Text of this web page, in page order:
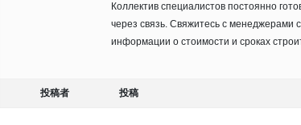
Коллектив специалистов постоянно
через связь. Свяжитесь с менеджерами
информации о стоимости и сроках
投稿者 投稿